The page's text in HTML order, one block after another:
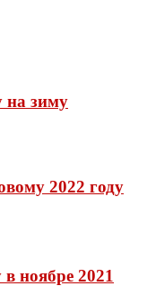
на зиму
2022 году
ноябре 2021